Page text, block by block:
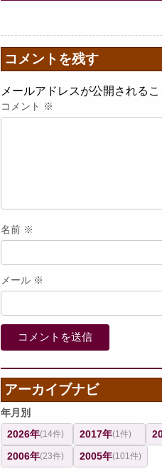
コメントを残す
メールアドレスが公開されるこ
コメント ※
名前 ※
メール ※
アーカイブナビ
年月別
2026年(14件) 2017年(1件)
2006年(23件) 2005年(101件)